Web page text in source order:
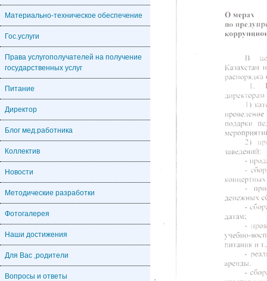
Материально-техническое обеспечение
Гос.услуги
Права услугополучателей на получение
государственных услуг
Питание
Директор
Блог мед.работника
Коллектив
Новости
Методические разработки
Фотогалерея
Наши достижения
Для Вас ,родители
Вопросы и ответы